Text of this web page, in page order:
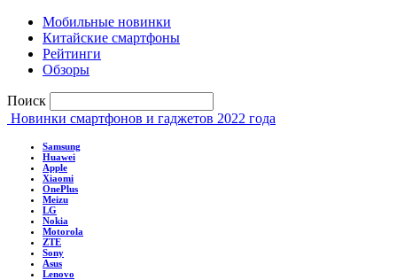
Мобильные новинки
Китайские смартфоны
Рейтинги
Обзоры
Поиск
Новинки смартфонов и гаджетов 2022 года
Samsung
Huawei
Apple
Xiaomi
OnePlus
Meizu
LG
Nokia
Motorola
ZTE
Sony
Asus
Lenovo